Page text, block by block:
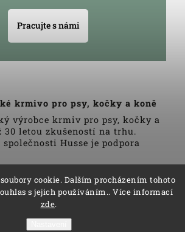
cookie. Dalším procházením tohoto
s jejich používáním.. Více informací
zde.
Pracujte s námi
krmivo pro psy, kočky a koně
výrobce krmiv pro psy, kočky a
30 letou zkušeností na trhu.
Husse je podpora
pamlsky a doplňky Husse jsou
z nejkvalitnějších a pečlivě
Všechny produkty se vyrábí
skandinávských receptur a
trvalé veterinární